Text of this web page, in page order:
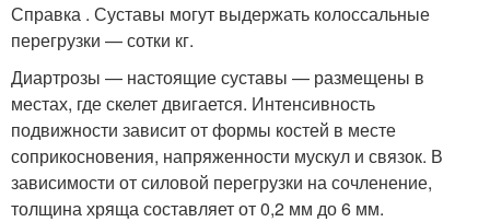
Справка . Суставы могут выдержать колоссальные
перегрузки — сотки кг.
Диартрозы — настоящие суставы — размещены в
местах, где скелет двигается. Интенсивность
подвижности зависит от формы костей в месте
соприкосновения, напряженности мускул и связок. В
зависимости от силовой перегрузки на сочленение,
толщина хряща составляет от 0,2 мм до 6 мм.